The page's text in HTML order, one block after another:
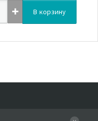
В корзину